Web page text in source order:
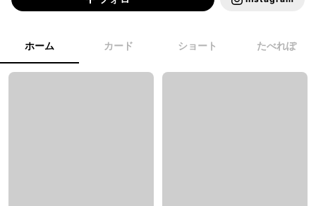
ホーム カード ショート たべれぽ